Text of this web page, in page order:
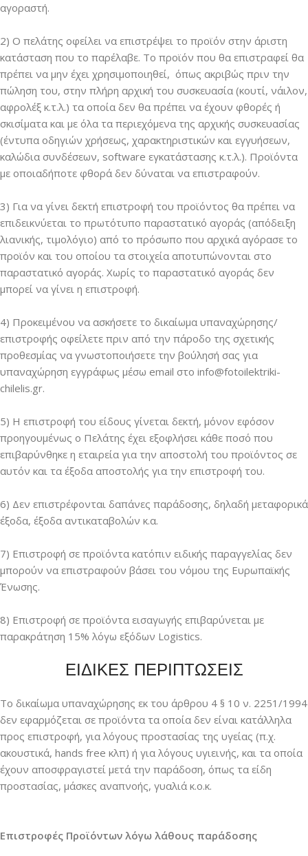
αγοραστή.
2) Ο πελάτης οφείλει να επιστρέψει το προϊόν στην άριστη
κατάσταση που το παρέλαβε. Το προϊόν που θα επιστραφεί θα
πρέπει να μην έχει χρησιμοποιηθεί, όπως ακριβώς πριν την
πώληση του, στην πλήρη αρχική του συσκευασία (κουτί, νάιλον,
αφρολέξ κ.τ.λ.) τα οποία δεν θα πρέπει να έχουν φθορές ή
σκισίματα και με όλα τα περιεχόμενα της αρχικής συσκευασίας
(έντυπα οδηγιών χρήσεως, χαρακτηριστικών και εγγυήσεων,
καλώδια συνδέσεων, software εγκατάστασης κ.τ.λ.). Προϊόντα
με οποιαδήποτε φθορά δεν δύναται να επιστραφούν.
3) Για να γίνει δεκτή επιστροφή του προϊόντος θα πρέπει να
επιδεικνύεται το πρωτότυπο παραστατικό αγοράς (απόδειξη
λιανικής, τιμολόγιο) από το πρόσωπο που αρχικά αγόρασε το
προϊόν και του οποίου τα στοιχεία αποτυπώνονται στο
παραστατικό αγοράς. Χωρίς το παραστατικό αγοράς δεν
μπορεί να γίνει η επιστροφή.
4) Προκειμένου να ασκήσετε το δικαίωμα υπαναχώρησης/
επιστροφής οφείλετε πριν από την πάροδο της σχετικής
προθεσμίας να γνωστοποιήσετε την βούλησή σας για
υπαναχώρηση εγγράφως μέσω email στο info@fotoilektriki-
chilelis.gr.
5) Η επιστροφή του είδους γίνεται δεκτή, μόνον εφόσον
προηγουμένως ο Πελάτης έχει εξοφλήσει κάθε ποσό που
επιβαρύνθηκε η εταιρεία για την αποστολή του προϊόντος σε
αυτόν και τα έξοδα αποστολής για την επιστροφή του.
6) Δεν επιστρέφονται δαπάνες παράδοσης, δηλαδή μεταφορικά
έξοδα, έξοδα αντικαταβολών κ.α.
7) Επιστροφή σε προϊόντα κατόπιν ειδικής παραγγελίας δεν
μπορούν να επιστραφούν βάσει του νόμου της Ευρωπαϊκής
Ένωσης.
8) Επιστροφή σε προϊόντα εισαγωγής επιβαρύνεται με
παρακράτηση 15% λόγω εξόδων Logistics.
ΕΙΔΙΚΕΣ ΠΕΡΙΠΤΩΣΕΙΣ
Το δικαίωμα υπαναχώρησης εκ του άρθρου 4 § 10 ν. 2251/1994
δεν εφαρμόζεται σε προϊόντα τα οποία δεν είναι κατάλληλα
προς επιστροφή, για λόγους προστασίας της υγείας (π.χ.
ακουστικά, hands free κλπ) ή για λόγους υγιεινής, και τα οποία
έχουν αποσφραγιστεί μετά την παράδοση, όπως τα είδη
προστασίας, μάσκες αναπνοής, γυαλιά κ.ο.κ.
Επιστροφές Προϊόντων λόγω λάθους παράδοσης